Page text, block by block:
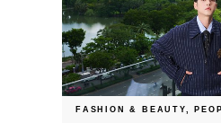
FASHION & BEAUTY,